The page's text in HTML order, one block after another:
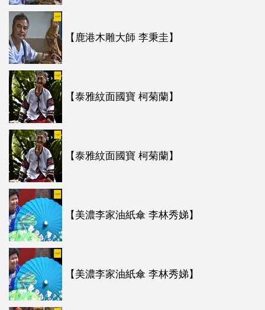
【鹿港木雕大師 李秉圭】
【泰雅紋面國寶 柯菊蘭】
【泰雅紋面國寶 柯菊蘭】
【美濃李家油紙傘 李林秀娣】
【美濃李家油紙傘 李林秀娣】